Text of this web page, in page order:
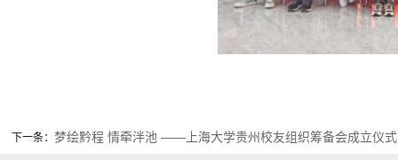
下一条： 梦绘黔程 情牵泮池 ——上海大学贵州校友组织筹备会成立仪